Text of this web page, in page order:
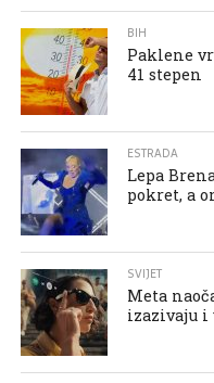
BIH
Paklene
41 stepen
ESTRADA
Lepa
pokret, a
SVIJET
Meta
izazivaju